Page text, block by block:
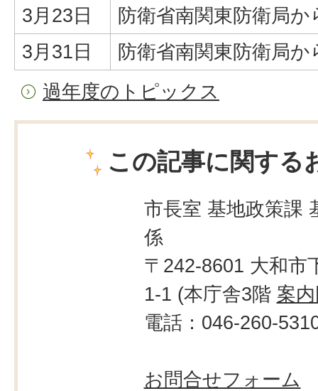
3月23日
防衛省南関東防衛局
3月31日
防衛省南関東防衛局
過年度のトピックス
この記事に関する
市長室 基地政策課
係
〒242-8601 大和市
1-1 (本庁舎3階 案
電話：046-260-
お問合せフォーム